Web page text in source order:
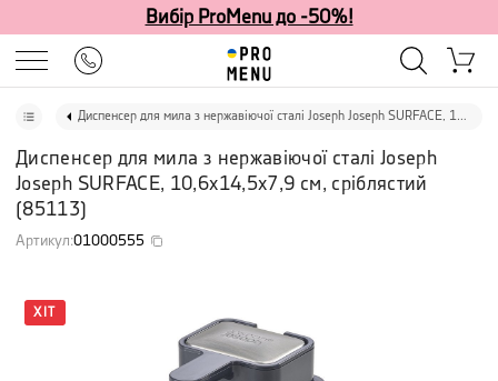
Вибір ProMenu до -50%!
Диспенсер для мила з нержавіючої сталі Joseph Joseph SURFACE, 10,6х14,5х7,9 см, сріблястий
Диспенсер для мила з нержавіючої сталі Joseph
Joseph SURFACE, 10,6х14,5х7,9 см, сріблястий
(85113)
Артикул:01000555
ХІТ